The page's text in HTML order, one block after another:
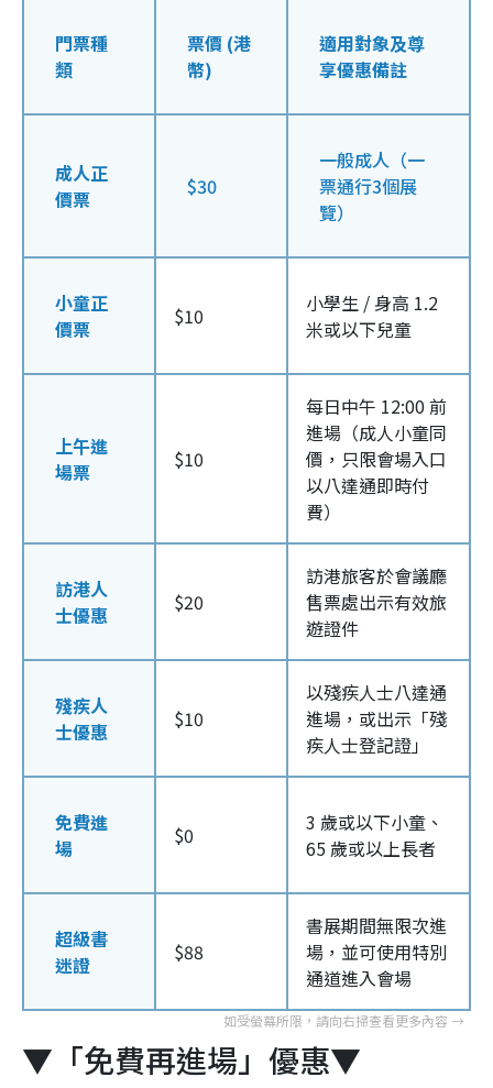
門票種
類
票價 (港
幣)
適用對象及尊
享優惠備註
成人正
價票
$30
一般成人（一
票通行3個展
覽）
小童正
價票
$10
小學生 / 身高 1.2
米或以下兒童
上午進
場票
$10
每日中午 12:00 前
進場（成人小童同
價，只限會場入口
以八達通即時付
費）
訪港人
士優惠
$20
訪港旅客於會議廳
售票處出示有效旅
遊證件
殘疾人
士優惠
$10
以殘疾人士八達通
進場，或出示「殘
疾人士登記證」
免費進
場
$0
3 歲或以下小童、
65 歲或以上長者
超級書
迷證
$88
書展期間無限次進
場，並可使用特別
通道進入會場
▼「免費再進場」優惠▼